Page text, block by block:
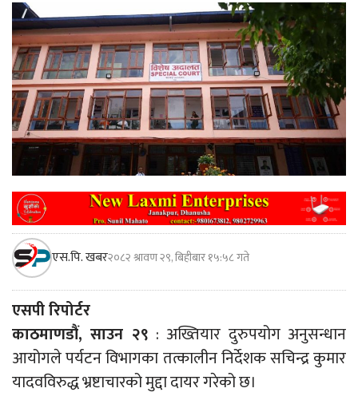
एस.पि. खबर२०८२ श्रावण २९, बिहीबार १५:५८ गते
एसपी रिपोर्टर
काठमाणडौं, साउन २९ : अख्तियार दुरुपयोग अनुसन्धान
आयोगले पर्यटन विभागका तत्कालीन निर्देशक सचिन्द्र कुमार
यादवविरुद्ध भ्रष्टाचारको मुद्दा दायर गरेको छ।